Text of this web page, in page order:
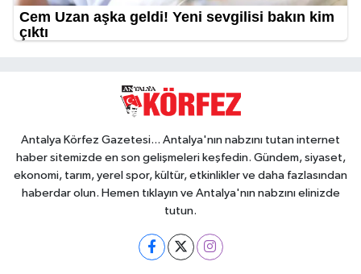
Antalya Körfez Gazetesi... Antalya'nın nabzını tutan internet
haber sitemizde en son gelişmeleri keşfedin. Gündem, siyaset,
ekonomi, tarım, yerel spor, kültür, etkinlikler ve daha fazlasından
haberdar olun. Hemen tıklayın ve Antalya'nın nabzını elinizde
tutun.